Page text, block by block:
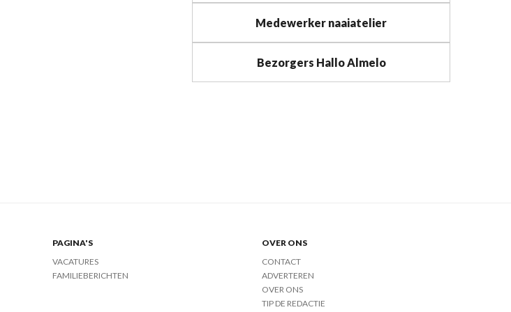
Medewerker naaiatelier
Bezorgers Hallo Almelo
PAGINA'S
VACATURES
FAMILIEBERICHTEN
OVER ONS
CONTACT
ADVERTEREN
OVER ONS
TIP DE REDACTIE